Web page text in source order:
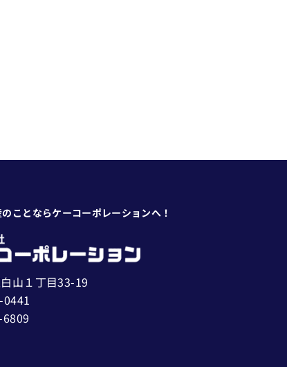
ことならケーコーポレーションへ！
山１丁目33-19
0441
6809